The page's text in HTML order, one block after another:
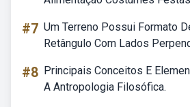
#7 Um Terreno Possui Formato
Retângulo Com Lados
#8 Principais Conceitos E
A Antropologia Filosófica.